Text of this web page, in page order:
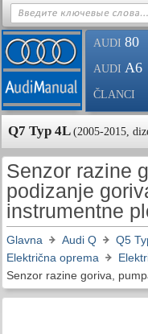
AUDI 80
AUDI A6
ČLANCI
Q7 Typ 4L (2005-2015,
Senzor razine
podizanje
instrumentne
Glavna Audi Q Q5
Električna oprema